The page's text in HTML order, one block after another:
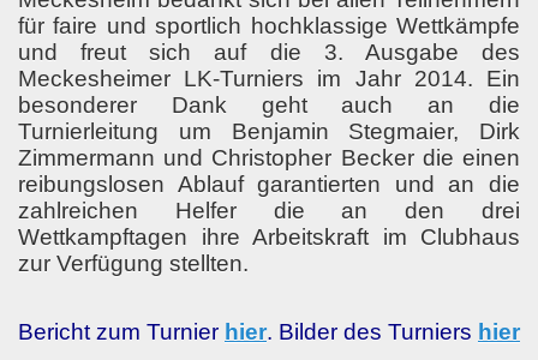
für faire und sportlich hochklassige Wettkämpfe
und freut sich auf die 3. Ausgabe des
Meckesheimer LK-Turniers im Jahr 2014. Ein
besonderer Dank geht auch an die
Turnierleitung um Benjamin Stegmaier, Dirk
Zimmermann und Christopher Becker die einen
reibungslosen Ablauf garantierten und an die
zahlreichen Helfer die an den drei
Wettkampftagen ihre Arbeitskraft im Clubhaus
zur Verfügung stellten.
Bericht zum Turnier hier. Bilder des Turniers hier